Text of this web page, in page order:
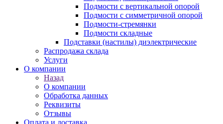
Подмости с вертикальной опорой
Подмости с симметричной опорой
Подмости-стремянки
Подмости складные
Подставки (настилы) диэлектрические
Распродажа склада
Услуги
О компании
Назад
О компании
Обработка данных
Реквизиты
Отзывы
Оплата и доставка